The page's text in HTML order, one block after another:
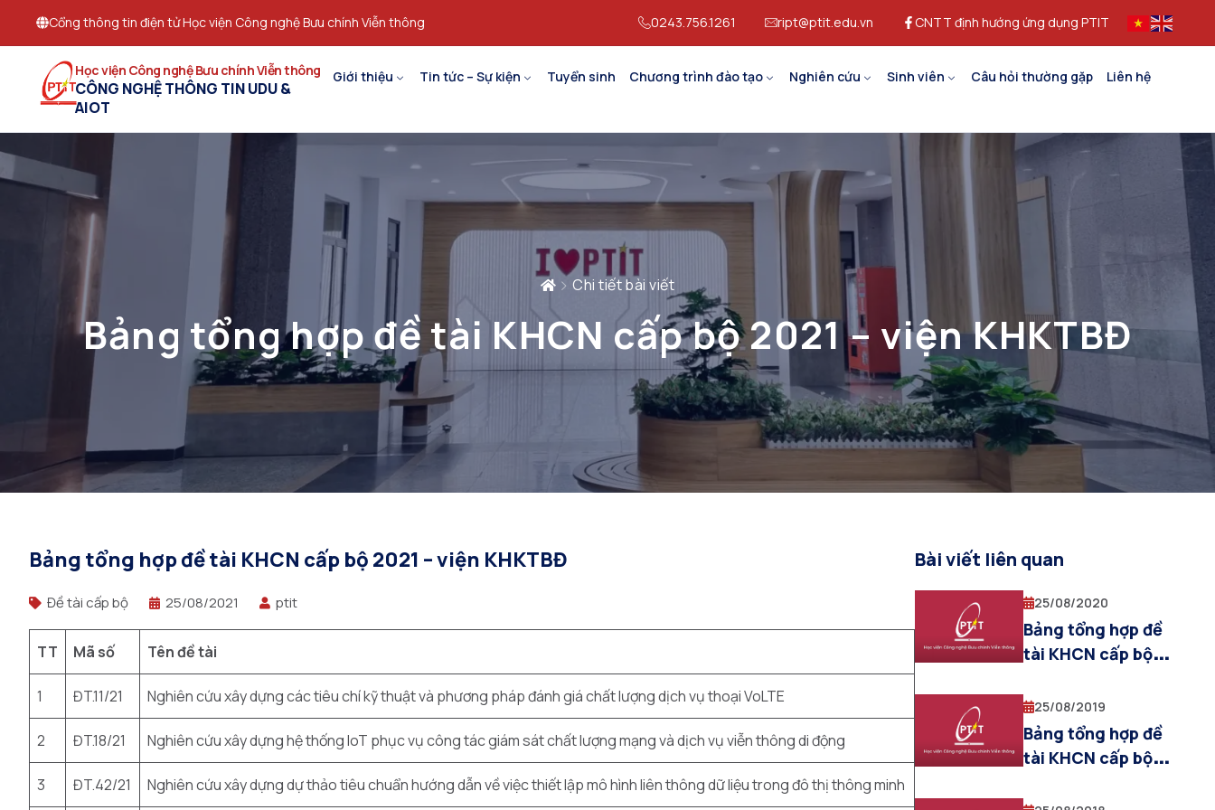
Cổng thông tin điện tử Học viện Công nghệ Bưu chính Viễn thông 0243.756.1261 ript@ptit.edu.vn CNTT định hướng ứng dụng PTIT
Học viện Công nghệ Bưu chính Viễn thông
CÔNG NGHỆ THÔNG TIN UDU &
AIOT
Giới thiệu Tin tức – Sự kiện Tuyển sinh Chương trình đào tạo Nghiên cứu Sinh viên Câu hỏi thường gặp Liên hệ
Chi tiết bài viết
Bảng tổng hợp đề tài KHCN cấp bộ 2021 – viện KHKTBĐ
Bảng tổng hợp đề tài KHCN cấp bộ 2021 – viện KHKTBĐ
Đề tài cấp bộ 25/08/2021 ptit
TT Mã số Tên đề tài
1 ĐT.11/21 Nghiên cứu xây dựng các tiêu chí kỹ thuật và phương pháp đánh giá chất lượng dịch vụ thoại VoLTE
2 ĐT.18/21 Nghiên cứu xây dựng hệ thống IoT phục vụ công tác giám sát chất lượng mạng và dịch vụ viễn thông di động
3 ĐT.42/21 Nghiên cứu xây dựng dự thảo tiêu chuẩn hướng dẫn về việc thiết lập mô hình liên thông dữ liệu trong đô thị thông minh
Bài viết liên quan
25/08/2020
Bảng tổng hợp đề
tài KHCN cấp bộ
25/08/2019
Bảng tổng hợp đề
tài KHCN cấp bộ